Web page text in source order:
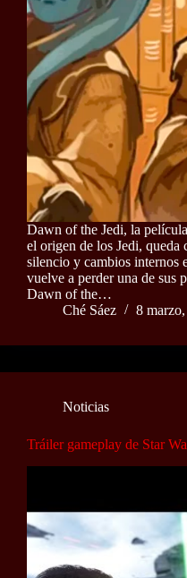
Dawn of the Jedi, la
el origen de los Jedi, queda
silencio y cambios internos
vuelve a perder una de sus
Dawn of the…
Ché Sáez
8
Noticias
Tráiler gameplay de Star